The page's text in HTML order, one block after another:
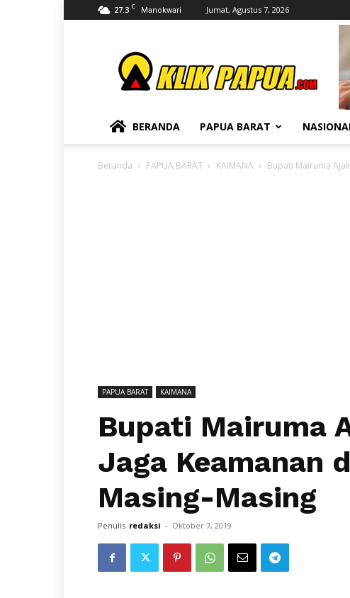
27.3 C Manokwari Jumat, Agustus 7, 2026
BERANDA PAPUA BARAT
Beranda PAPUA BARAT KAIMANA Bupati Mairuma
PAPUA BARAT KAIMANA
Bupati Mairuma
Jaga Keamanan
Masing-Masing
Penulis redaksi - Oktober 7, 2019